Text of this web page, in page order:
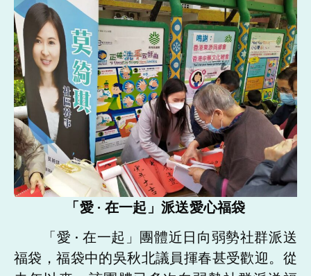
「愛 · 在一起」派送愛心福袋
「愛 · 在一起」團體近日向弱勢社群派送
福袋，福袋中的吳秋北議員揮春甚受歡迎。從